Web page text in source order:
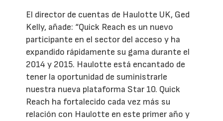
El director de cuentas de Haulotte UK, Ged
Kelly, añade: “Quick Reach es un nuevo
participante en el sector del acceso y ha
expandido rápidamente su gama durante el
2014 y 2015. Haulotte está encantado de
tener la oportunidad de suministrarle
nuestra nueva plataforma Star 10. Quick
Reach ha fortalecido cada vez más su
relación con Haulotte en este primer año y